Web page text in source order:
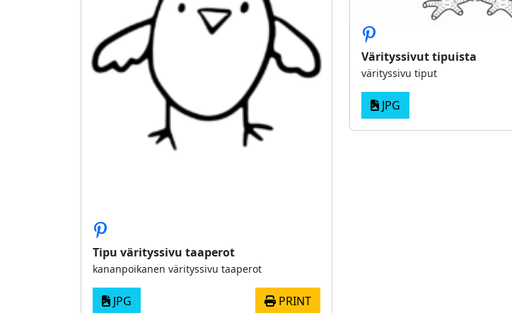
Tipu värityssivu taaperot
kananpoikanen värityssivu taaperot
JPG PRINT
Värityssivut tipuista
värityssivu tiput
JPG